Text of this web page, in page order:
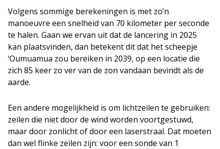
Volgens sommige berekeningen is met zo’n
manoeuvre een snelheid van 70 kilometer per seconde
te halen. Gaan we ervan uit dat de lancering in 2025
kan plaatsvinden, dan betekent dit dat het scheepje
‘Oumuamua zou bereiken in 2039, op een locatie die
zich 85 keer zo ver van de zon vandaan bevindt als de
aarde.
Een andere mogelijkheid is om lichtzeilen te gebruiken:
zeilen die niet door de wind worden voortgestuwd,
maar door zonlicht of door een laserstraal. Dat moeten
dan wel flinke zeilen zijn: voor een sonde van 1